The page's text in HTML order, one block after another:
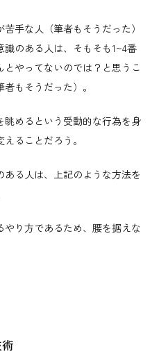
手な人（筆者もそうだった）
のある人は、そもそも1~4番
やってないのでは？と思うこ
もそうだった）。
眺めるという受動的な行為を身
ることだろう。
る人は、上記のような方法を
り方であるため、腰を据えな